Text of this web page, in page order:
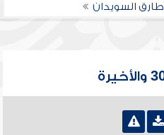
طارق السويدان